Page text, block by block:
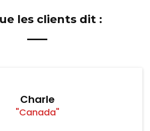
les clients dit :
Charle
"Canada"